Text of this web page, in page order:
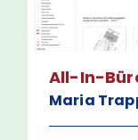
All-In-
Maria